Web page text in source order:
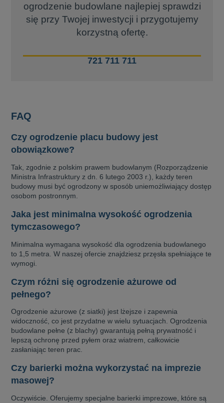
ogrodzenie budowlane najlepiej sprawdzi
się przy Twojej inwestycji i przygotujemy
korzystną ofertę.
721 711 711
FAQ
Czy ogrodzenie placu budowy jest
obowiązkowe?
Tak, zgodnie z polskim prawem budowlanym (Rozporządzenie
Ministra Infrastruktury z dn. 6 lutego 2003 r.), każdy teren
budowy musi być ogrodzony w sposób uniemożliwiający dostęp
osobom postronnym.
Jaka jest minimalna wysokość ogrodzenia
tymczasowego?
Minimalna wymagana wysokość dla ogrodzenia budowlanego
to 1,5 metra. W naszej ofercie znajdziesz przęsła spełniające te
wymogi.
Czym różni się ogrodzenie ażurowe od
pełnego?
Ogrodzenie ażurowe (z siatki) jest lżejsze i zapewnia
widoczność, co jest przydatne w wielu sytuacjach. Ogrodzenia
budowlane pełne (z blachy) gwarantują pełną prywatność i
lepszą ochronę przed pyłem oraz wiatrem, całkowicie
zasłaniając teren prac.
Czy barierki można wykorzystać na imprezie
masowej?
Oczywiście. Oferujemy specjalne barierki imprezowe, które są